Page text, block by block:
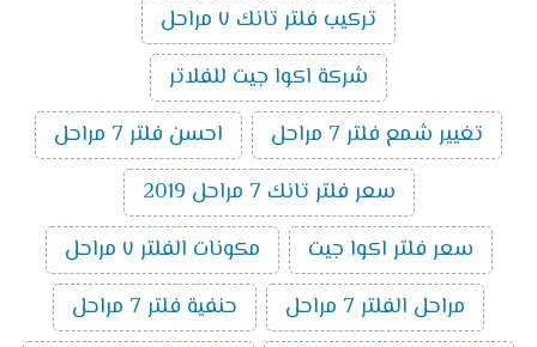
تركيب فلتر تانك ٧ مراحل
شركة اكوا جيت للفلاتر
تغيير شمع فلتر 7 مراحل
احسن فلتر 7 مراحل
سعر فلتر تانك 7 مراحل 2019
سعر فلتر اكوا جيت
مكونات الفلتر ٧ مراحل
مراحل الفلتر 7 مراحل
حنفية فلتر 7 مراحل